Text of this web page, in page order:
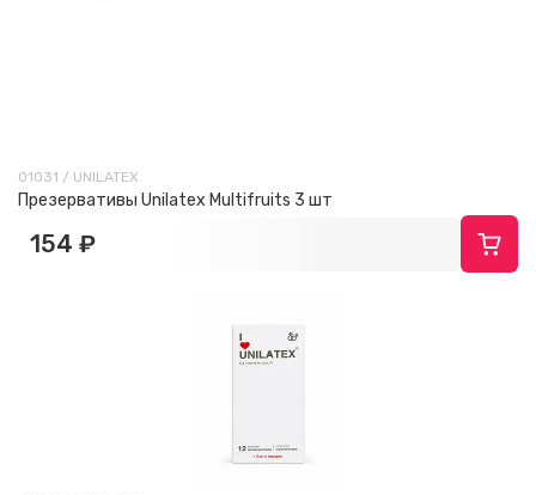
01031 / UNILATEX
Презервативы Unilatex Multifruits 3 шт
154 ₽